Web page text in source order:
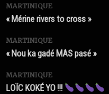
MARTINIQUE
« Mérine rivers to cross »
MARTINIQUE
« Nou ka gadé MAS pasé »
MARTINIQUE
LOÏC KOKÉ YO !!!